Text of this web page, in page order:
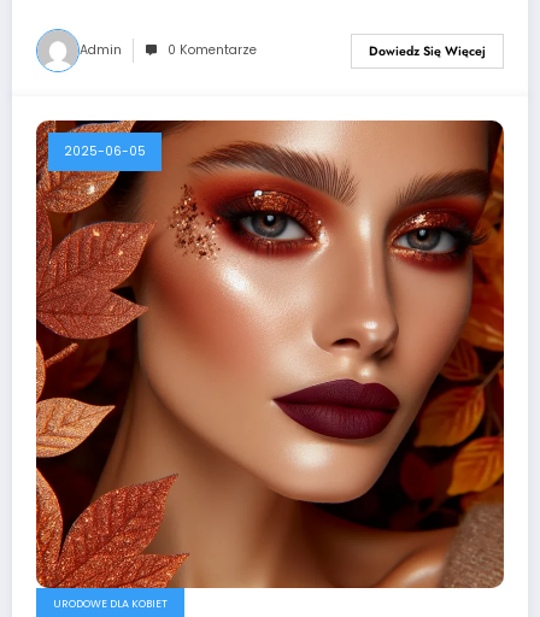
Admin 0 Komentarze Dowiedz Się Więcej
2025-06-05
URODOWE DLA KOBIET